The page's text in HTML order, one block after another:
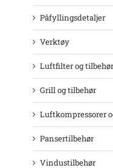
Påfyllingsdetaljer
Verktøy
Luftfilter og tilbehør
Grill og tilbehør
Luftkompressorer
Pansertilbehør
Vindustilbehør